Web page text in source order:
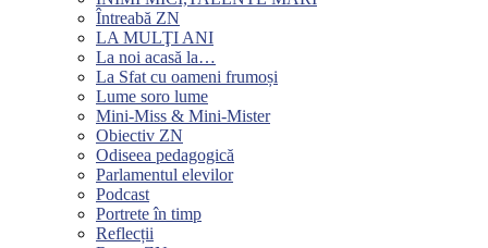
Întreabă ZN
LA MULŢI ANI
La noi acasă la…
La Sfat cu oameni frumoși
Lume soro lume
Mini-Miss & Mini-Mister
Obiectiv ZN
Odiseea pedagogică
Parlamentul elevilor
Podcast
Portrete în timp
Reflecții